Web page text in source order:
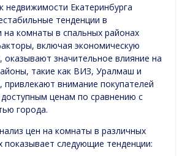
недвижимости Екатеринбурга
тенденции в
на комнаты в спальных районах
включая экономическую
оказывают значительное влияние на
такие как ВИЗ, Уралмаш и
привлекают внимание покупателей
ценам по сравнению с
города.
цен на комнаты в различных
показывает следующие тенденции: